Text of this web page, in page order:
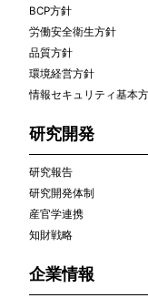
BCP方針
労働安全衛生方針
品質方針
環境経営方針
情報セキュリティ基本
研究開発
研究報告
研究開発体制
産官学連携
知財戦略
企業情報